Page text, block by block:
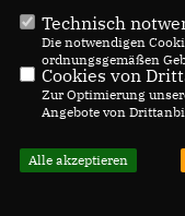
Technisch
Die notwendigen
ordnungsgemäßen
Cookies von
Zur Optimierung
Angebote von
Alle akzeptieren